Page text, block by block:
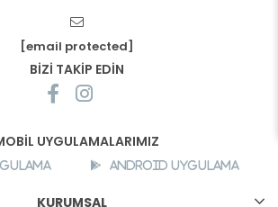
[email protected]
BİZİ TAKİP EDİN
UYGULAMALARIMIZ
Android Uygulama
KURUMSAL